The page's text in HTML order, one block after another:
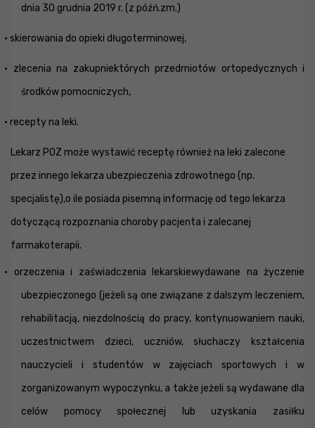
dnia 30 grudnia 2019 r. (z późń.zm.)
· skierowania do opieki długoterminowej,
· zlecenia na zakupniektórych przedmiotów ortopedycznych i
środków pomocniczych,
· recepty na leki.
Lekarz POZ może wystawić receptę również na leki zalecone
przez innego lekarza ubezpieczenia zdrowotnego (np.
specjalistę),o ile posiada pisemną informację od tego lekarza
dotyczącą rozpoznania choroby pacjenta i zalecanej
farmakoterapii.
· orzeczenia i zaświadczenia lekarskiewydawane na życzenie
ubezpieczonego (jeżeli są one związane z dalszym leczeniem,
rehabilitacją, niezdolnością do pracy, kontynuowaniem nauki,
uczestnictwem dzieci, uczniów, słuchaczy kształcenia
nauczycieli i studentów w zajęciach sportowych i w
zorganizowanym wypoczynku, a także jeżeli są wydawane dla
celów pomocy społecznej lub uzyskania zasiłku